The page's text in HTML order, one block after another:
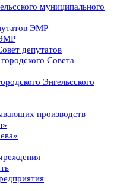
муниципального
ЭМР
депутатов
Совета
Энгельсского
производств